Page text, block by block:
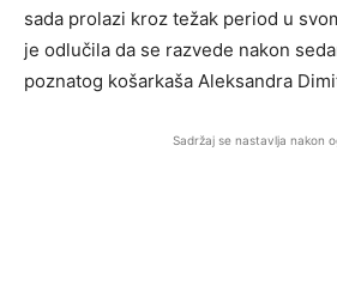
sada prolazi kroz težak period u
je odlučila da se razvede nakon
poznatog košarkaša Aleksandra
Sadržaj se nastavlja nakon